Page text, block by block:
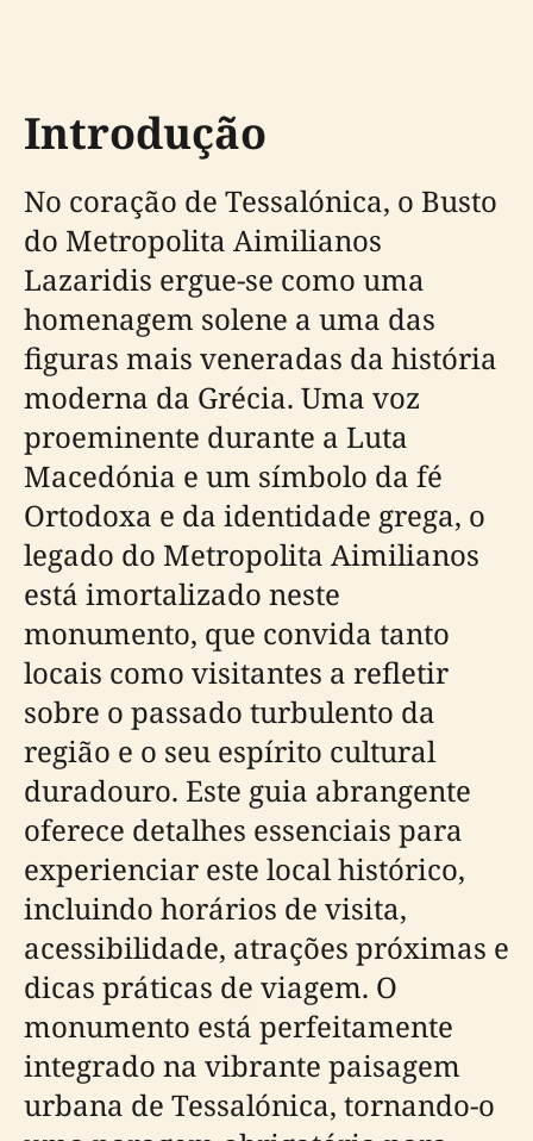
Introdução
No coração de Tessalónica, o Busto
do Metropolita Aimilianos
Lazaridis ergue-se como uma
homenagem solene a uma das
figuras mais veneradas da história
moderna da Grécia. Uma voz
proeminente durante a Luta
Macedónia e um símbolo da fé
Ortodoxa e da identidade grega, o
legado do Metropolita Aimilianos
está imortalizado neste
monumento, que convida tanto
locais como visitantes a refletir
sobre o passado turbulento da
região e o seu espírito cultural
duradouro. Este guia abrangente
oferece detalhes essenciais para
experienciar este local histórico,
incluindo horários de visita,
acessibilidade, atrações próximas e
dicas práticas de viagem. O
monumento está perfeitamente
integrado na vibrante paisagem
urbana de Tessalónica, tornando-o